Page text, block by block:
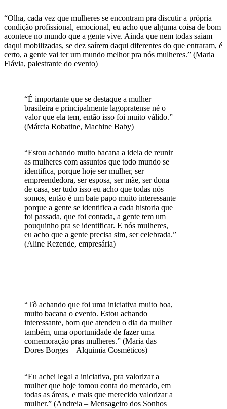
“Olha, cada vez que mulheres se encontram pra discutir a própria
condição profissional, emocional, eu acho que alguma coisa de bom
acontece no mundo que a gente vive. Ainda que nem todas saiam
daqui mobilizadas, se dez saírem daqui diferentes do que entraram, é
certo, a gente vai ter um mundo melhor pra nós mulheres.” (Maria
Flávia, palestrante do evento)
“É importante que se destaque a mulher
brasileira e principalmente lagopratense né o
valor que ela tem, então isso foi muito válido.”
(Márcia Robatine, Machine Baby)
“Estou achando muito bacana a ideia de reunir
as mulheres com assuntos que todo mundo se
identifica, porque hoje ser mulher, ser
empreendedora, ser esposa, ser mãe, ser dona
de casa, ser tudo isso eu acho que todas nós
somos, então é um bate papo muito interessante
porque a gente se identifica a cada historia que
foi passada, que foi contada, a gente tem um
pouquinho pra se identificar. E nós mulheres,
eu acho que a gente precisa sim, ser celebrada.”
(Aline Rezende, empresária)
“Tô achando que foi uma iniciativa muito boa,
muito bacana o evento. Estou achando
interessante, bom que atendeu o dia da mulher
também, uma oportunidade de fazer uma
comemoração pras mulheres.” (Maria das
Dores Borges – Alquimia Cosméticos)
“Eu achei legal a iniciativa, pra valorizar a
mulher que hoje tomou conta do mercado, em
todas as áreas, e mais que merecido valorizar a
mulher.” (Andreia – Mensageiro dos Sonhos